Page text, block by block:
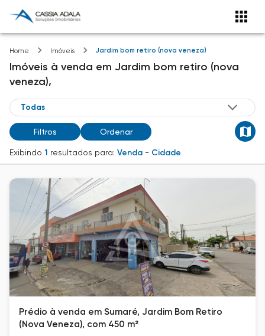
Home Imóveis Jardim bom retiro (nova veneza)
Imóveis à venda em Jardim bom retiro (nova
veneza),
Filtros Ordenar
Exibindo 1 resultados para: Venda - Cidade
Prédio à venda em Sumaré, Jardim Bom Retiro
(Nova Veneza), com 450 m²